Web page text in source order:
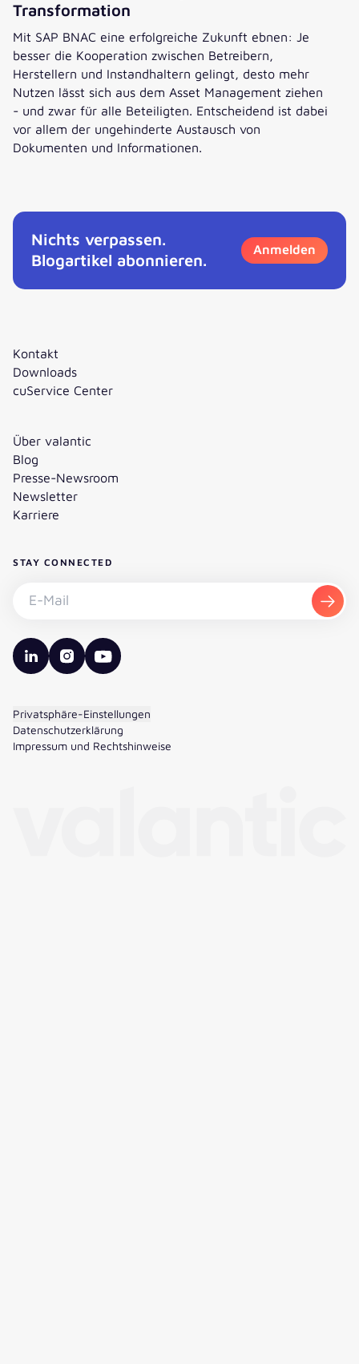
Transformation
Mit SAP BNAC eine erfolgreiche Zukunft ebnen: Je
besser die Kooperation zwischen Betreibern,
Herstellern und Instandhaltern gelingt, desto mehr
Nutzen lässt sich aus dem Asset Management ziehen
- und zwar für alle Beteiligten. Entscheidend ist dabei
vor allem der ungehinderte Austausch von
Dokumenten und Informationen.
Nichts verpassen.
Blogartikel abonnieren.
Anmelden
Kontakt
Downloads
cuService Center
Über valantic
Blog
Presse-Newsroom
Newsletter
Karriere
STAY CONNECTED
valantic LinkedIn
valantic Instagram
valantic YouTube
Privatsphäre-Einstellungen
Datenschutzerklärung
Impressum und Rechtshinweise